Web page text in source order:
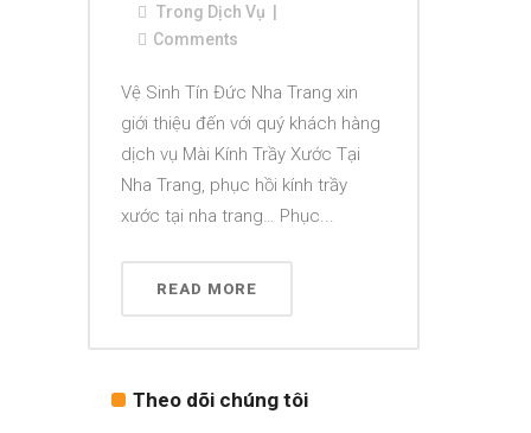
Trong Dịch Vụ
Comments
Vệ Sinh Tín Đức Nha Trang xin
giới thiệu đến với quý khách hàng
dịch vụ Mài Kính Trầy Xước Tại
Nha Trang, phục hồi kính trầy
xước tại nha trang… Phục...
READ MORE
Theo dõi chúng tôi